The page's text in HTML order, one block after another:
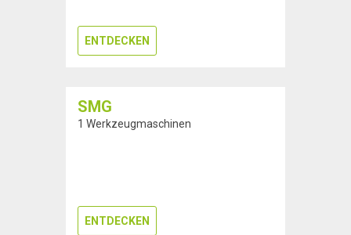
ENTDECKEN
SMG
1 Werkzeugmaschinen
ENTDECKEN